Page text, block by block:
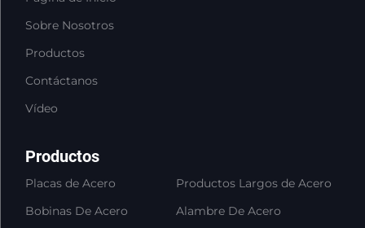
Sobre Nosotros
Productos
Contáctanos
Vídeo
Productos
Placas de Acero
Bobinas De Acero
Productos Largos de Acero
Alambre De Acero